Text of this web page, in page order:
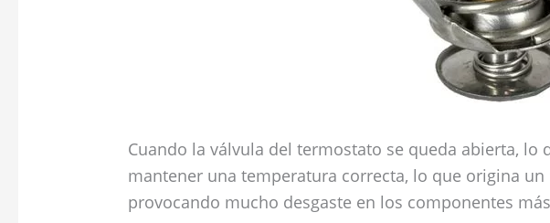
Cuando la válvula del termostato se queda abierta, lo
mantener una temperatura correcta, lo que origina
provocando mucho desgaste en los componentes